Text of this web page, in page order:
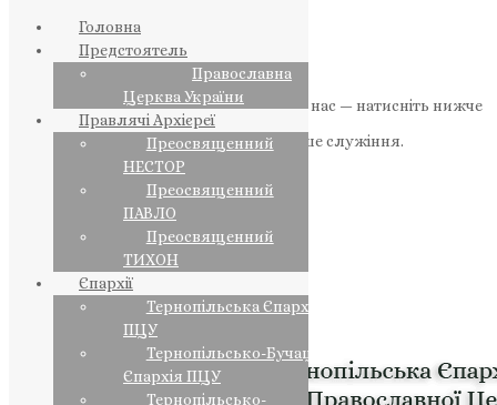
Якщо маєте можливість, підтримайте нас — натисніть нижче
«Пожертва».
Ваша допомога зміцнює наше служіння.
НАШ ТЕЛЕГРАМ
Головна
Предстоятель
Православна
Церква України
Правлячі Архієреї
Преосвященний
НЕСТОР
Преосвященний
ПАВЛО
Преосвященний
ТИХОН
Єпархії
Тернопільська Єпархія
ПЦУ
Тернопільсько-Бучацька
Єпархія ПЦУ
Тернопільсько-